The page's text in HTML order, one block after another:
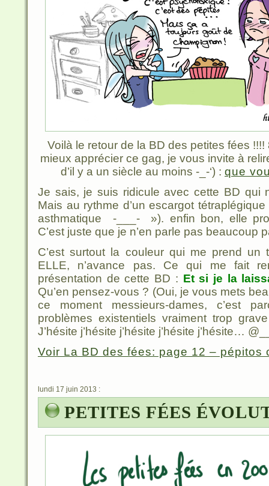
Voilà le retour de la BD des petites fées
mieux apprécier ce gag, je vous invite à
d’il y a un siècle au moins -_-‘) : que
Je sais, je suis ridicule avec cette BD qui
Mais au rythme d’un escargot
asthmatique -___- »). enfin bon, elle
C’est juste que je n’en parle pas beaucoup
C’est surtout la couleur qui me prend
ELLE, n’avance pas. Ce qui me fait
présentation de cette BD : Et si je la
Qu’en pensez-vous ? (Oui, je vous mets
ce moment messieurs-dames, c’est
problèmes existentiels vraiment trop
J’hésite j’hésite j’hésite j’hésite j’hésite…
Voir La BD des fées: page 12 – pépitos
lundi 17 juin 2013 :
PETITES FÉES